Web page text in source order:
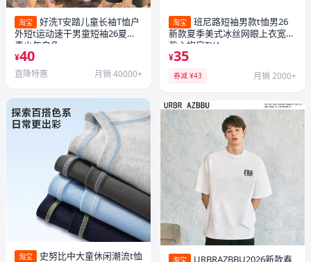
淘宝
好洗T安踏儿童长袖T恤户
外短t运动速干男童短袖26夏装
青少年白色
¥40
直降特惠 月销 40000+
淘宝
史努比中大童休闲潮流t恤
淘宝
班尼路短袖男款t恤男26
新款夏季美式冰丝网眼上衣宽松
背心坎肩TKA
¥35
券减 ¥43 月销 2000+
淘宝
URBRAZBBU2026新款春